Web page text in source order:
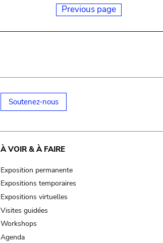
Previous page
Soutenez-nous
À VOIR & À FAIRE
Exposition permanente
Expositions temporaires
Expositions virtuelles
Visites guidées
Workshops
Agenda